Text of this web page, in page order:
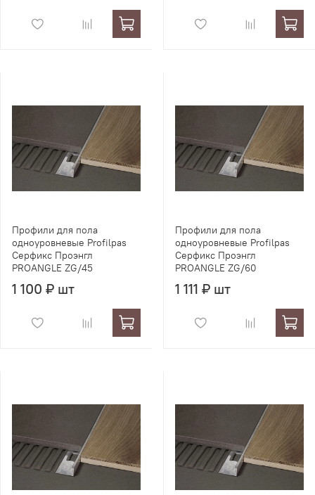
Профили для пола
одноуровневые Profilpas
Серфикс Проэнгл
PROANGLE ZG/45
1 100 ₽ шт
Профили для пола
одноуровневые Profilpas
Серфикс Проэнгл
PROANGLE ZG/60
1 111 ₽ шт